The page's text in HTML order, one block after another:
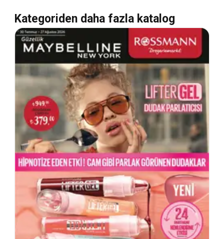
Kategoriden daha fazla katalog